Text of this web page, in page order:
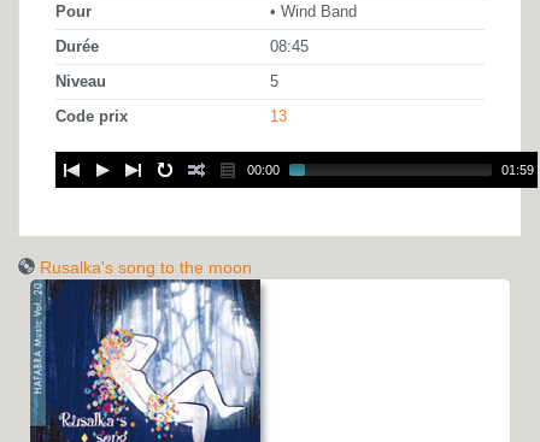
Pour • Wind Band
Durée 08:45
Niveau 5
Code prix 13
00:00 01:59
Rusalka's song to the moon